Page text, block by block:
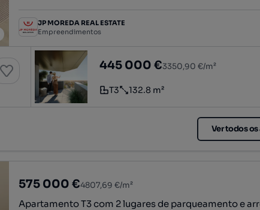
JP MOREDA REAL ESTATE
Empreendimentos
EVOLUTION RESIDENCES -
445 000 €3350,90 €/m²
Tipologia
T3
Preço por metro quadrado
132.8 m²
Ver todos
575 000 €4807,69 €/m²
Apartamento T3 com 2 lugares de parqueamento e